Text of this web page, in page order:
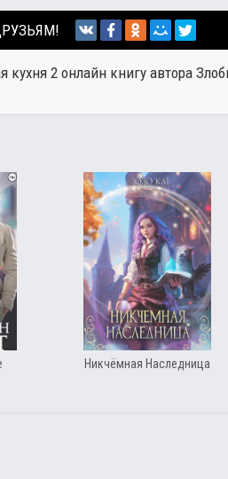
2 онлайн книгу автора
Никчёмная Наследница